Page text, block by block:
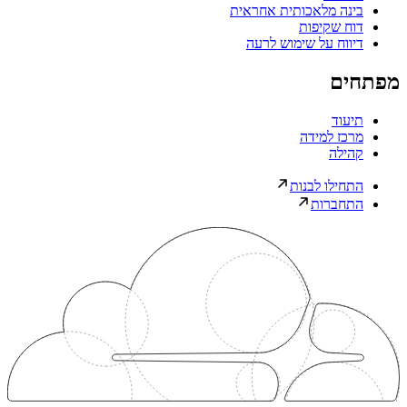
בינה מלאכותית אחראית
דוח שקיפות
דיווח על שימוש לרעה
מפתחים
תיעוד
מרכז למידה
קהילה
התחילו לבנות
התחברות